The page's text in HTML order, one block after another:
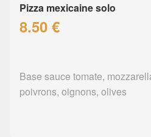
Pizza mexicaine solo
8.50 €
Base sauce tomate,
poivrons, oignons, olives